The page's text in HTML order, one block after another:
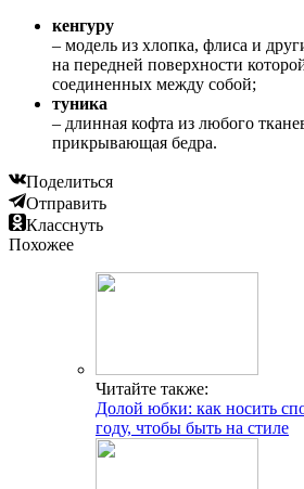
кенгуру
– модель из хлопка, флиса и
на передней поверхности
соединенных между собой;
туника
– длинная кофта из любого
прикрывающая бедра.
Поделиться
Отправить
Класснуть
Похожее
Читайте также:
Долой юбки: как носить
году, чтобы быть на стиле